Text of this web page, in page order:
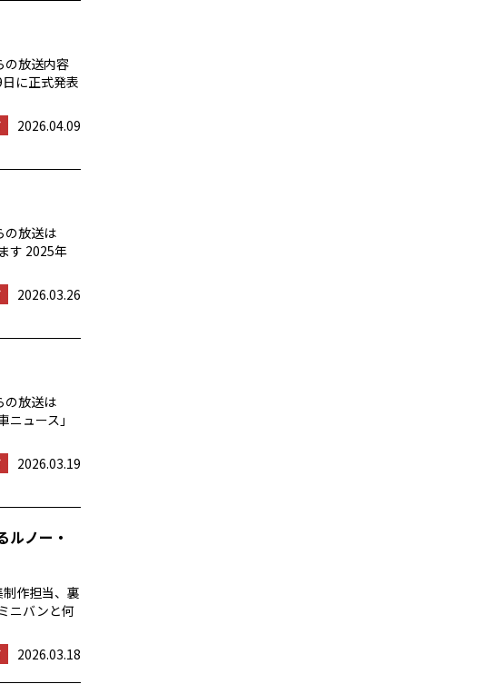
の放送内容
に正式発表
2026.04.09
の放送は
す 2025年
2026.03.26
の放送は
ュース」
2026.03.19
ルノー・
作担当、裏
ニバンと何
2026.03.18